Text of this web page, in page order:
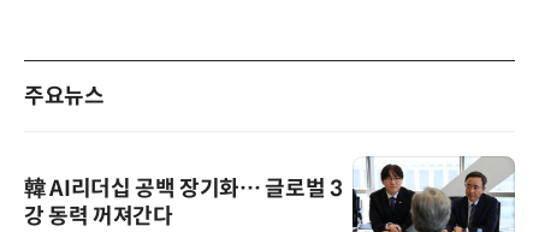
주요뉴스
韓 AI리더십 공백 장기화… 글로벌 3
강 동력 꺼져간다